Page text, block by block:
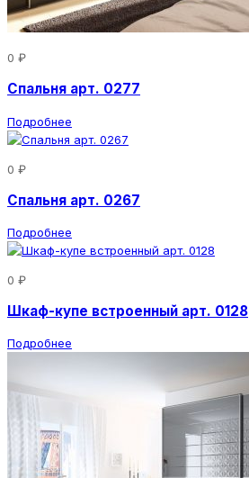
0 ₽
Спальня арт. 0277
Подробнее
0 ₽
Спальня арт. 0267
Подробнее
0 ₽
Шкаф-купе встроенный арт. 0128
Подробнее